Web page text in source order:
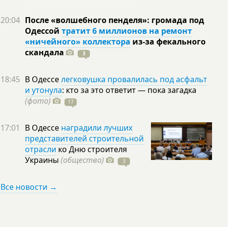
20:04 После «волшебного пенделя»: громада под
Одессой тратит 6 миллионов на ремонт
«ничейного» коллектора из-за фекального
скандала
3
18:45 В Одесселегковушка провалилась под асфальт
и утонула: кто за это ответит — пока загадка
(фото)
17
17:01 В Одессе наградили лучших
представителей строительной
отрасли ко Дню строителя
Украины (общество) 3
Все новости →